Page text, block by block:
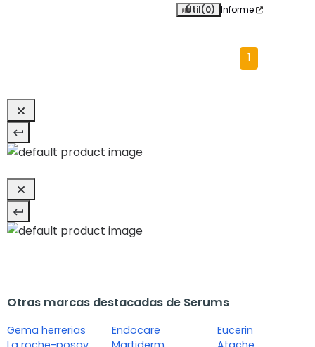
Útil(0) Informe
1
Otras marcas destacadas de Serums
Gema herrerias
Endocare
Eucerin